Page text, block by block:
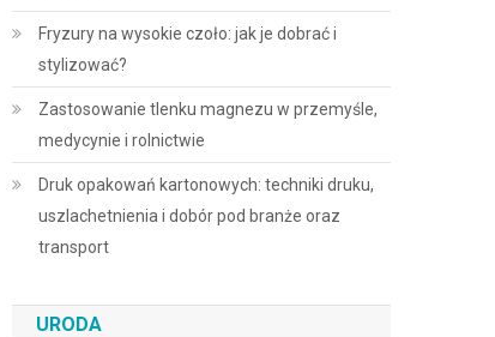
Fryzury na wysokie czoło: jak je dobrać i
stylizować?
Zastosowanie tlenku magnezu w przemyśle,
medycynie i rolnictwie
Druk opakowań kartonowych: techniki druku,
uszlachetnienia i dobór pod branże oraz
transport
URODA